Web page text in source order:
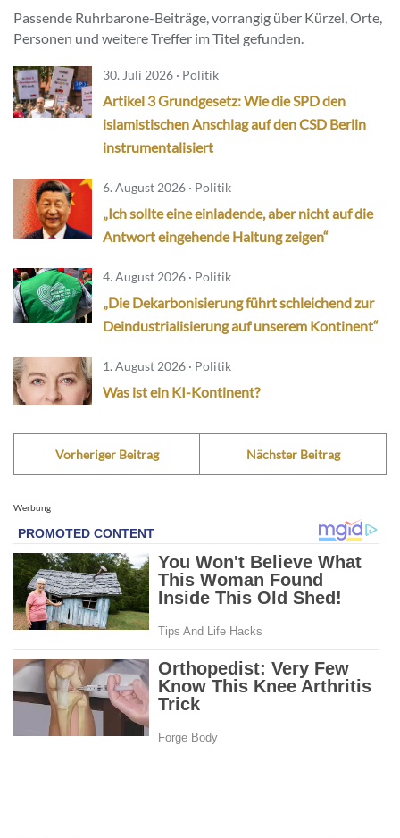
Passende Ruhrbarone-Beiträge, vorrangig über Kürzel, Orte,
Personen und weitere Treffer im Titel gefunden.
30. Juli 2026 · Politik
Artikel 3 Grundgesetz: Wie die SPD den
islamistischen Anschlag auf den CSD Berlin
instrumentalisiert
6. August 2026 · Politik
„Ich sollte eine einladende, aber nicht auf die
Antwort eingehende Haltung zeigen“
4. August 2026 · Politik
„Die Dekarbonisierung führt schleichend zur
Deindustrialisierung auf unserem Kontinent“
1. August 2026 · Politik
Was ist ein KI-Kontinent?
Vorheriger Beitrag Nächster Beitrag
Werbung